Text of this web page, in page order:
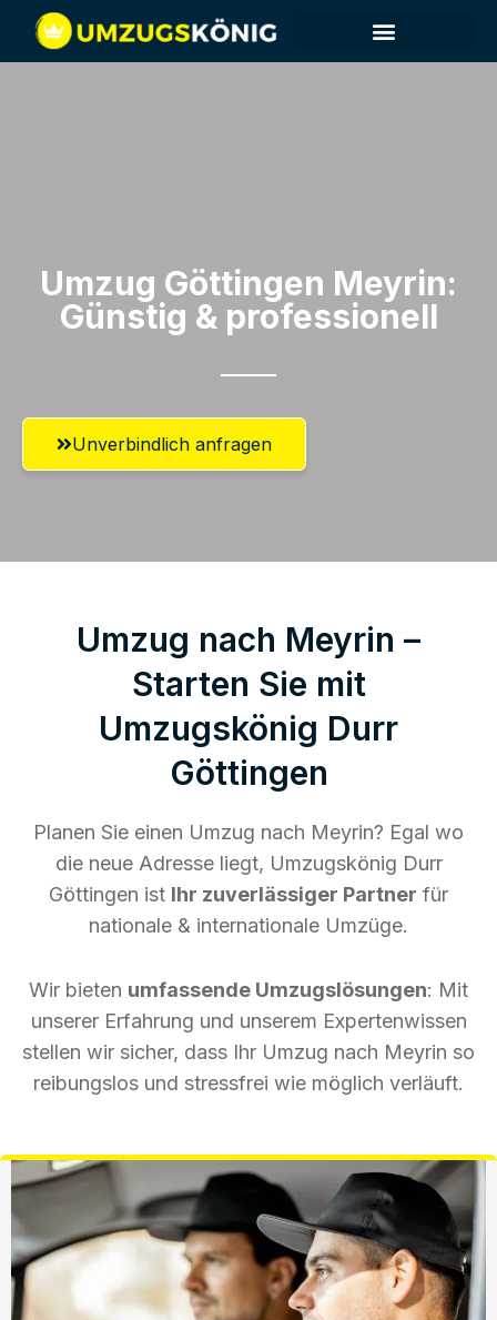
Umzug Göttingen​ Meyrin:
Günstig & professionell​
Unverbindlich anfragen
Umzug nach Meyrin –
Starten Sie mit
Umzugskönig Durr
Göttingen
Planen Sie einen Umzug nach Meyrin? Egal wo
die neue Adresse liegt, Umzugskönig Durr
Göttingen ist Ihr zuverlässiger Partner für
nationale & internationale Umzüge.
Wir bieten umfassende Umzugslösungen: Mit
unserer Erfahrung und unserem Expertenwissen
stellen wir sicher, dass Ihr Umzug nach Meyrin so
reibungslos und stressfrei wie möglich verläuft.